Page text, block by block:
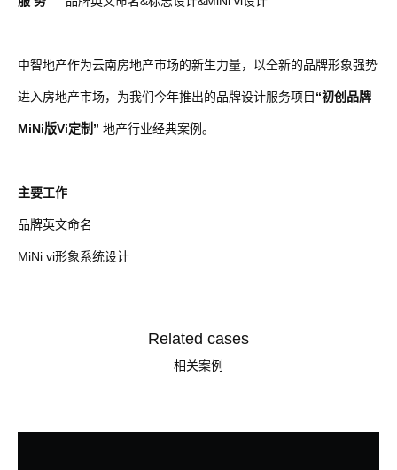
中智地产作为云南房地产市场的新生力量，以全新的品牌形象强势
进入房地产市场，为我们今年推出的品牌设计服务项目 “初创品牌
MiNi版Vi定制” 地产行业经典案例。
主要工作
品牌英文命名
MiNi vi形象系统设计
Related cases
相关案例